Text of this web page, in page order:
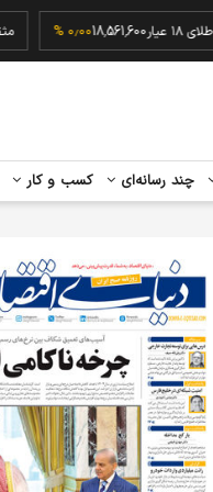
گرم طلای ۱۸ عیار 18,561,600۰٫۰۰ %
چند رسانه‌ای کسب و کار